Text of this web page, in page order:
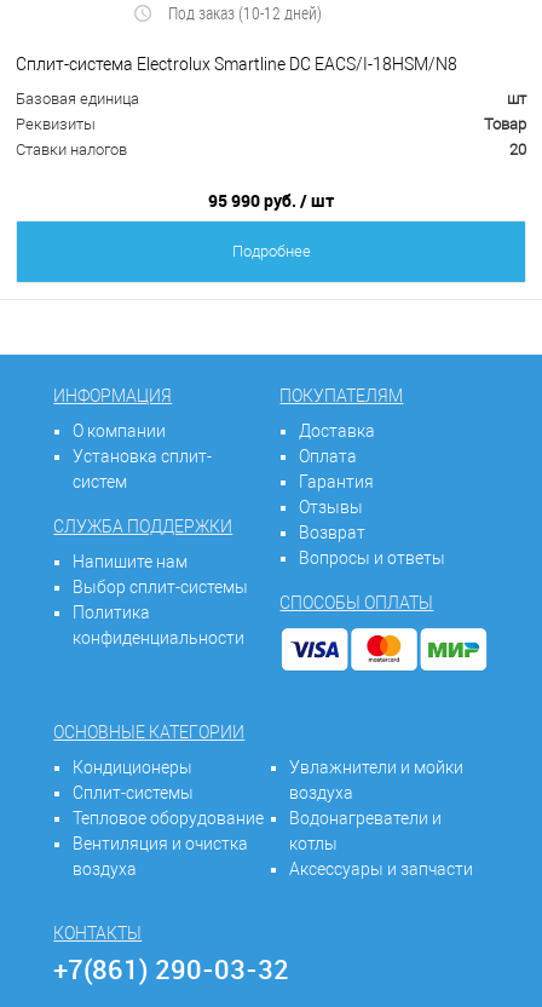
Под заказ (10-12 дней)
Сплит-система Electrolux Smartline DC EACS/I-18HSM/N8
Базовая единица
шт
Реквизиты
Товар
Ставки налогов
20
95 990 руб. / шт
Подробнее
ИНФОРМАЦИЯ
О компании
Установка сплит-
систем
СЛУЖБА ПОДДЕРЖКИ
Напишите нам
Выбор сплит-системы
Политика
конфиденциальности
ПОКУПАТЕЛЯМ
Доставка
Оплата
Гарантия
Отзывы
Возврат
Вопросы и ответы
СПОСОБЫ ОПЛАТЫ
ОСНОВНЫЕ КАТЕГОРИИ
Кондиционеры
Сплит-системы
Тепловое оборудование
Вентиляция и очистка
воздуха
Увлажнители и мойки
воздуха
Водонагреватели и
котлы
Аксессуары и запчасти
КОНТАКТЫ
+7(861) 290-03-32